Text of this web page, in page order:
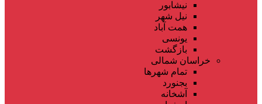
نیشابور
نیل شهر
همت آباد
یونسی
بازگشت
خراسان شمالی
تمام شهر‌ها
بجنورد
آشخانه